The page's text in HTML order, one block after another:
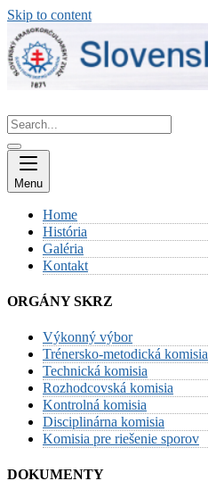
Skip to content
Menu
Home
História
Galéria
Kontakt
ORGÁNY SKRZ
Výkonný výbor
Trénersko-metodická komisia
Technická komisia
Rozhodcovská komisia
Kontrolná komisia
Disciplinárna komisia
Komisia pre riešenie sporov
DOKUMENTY